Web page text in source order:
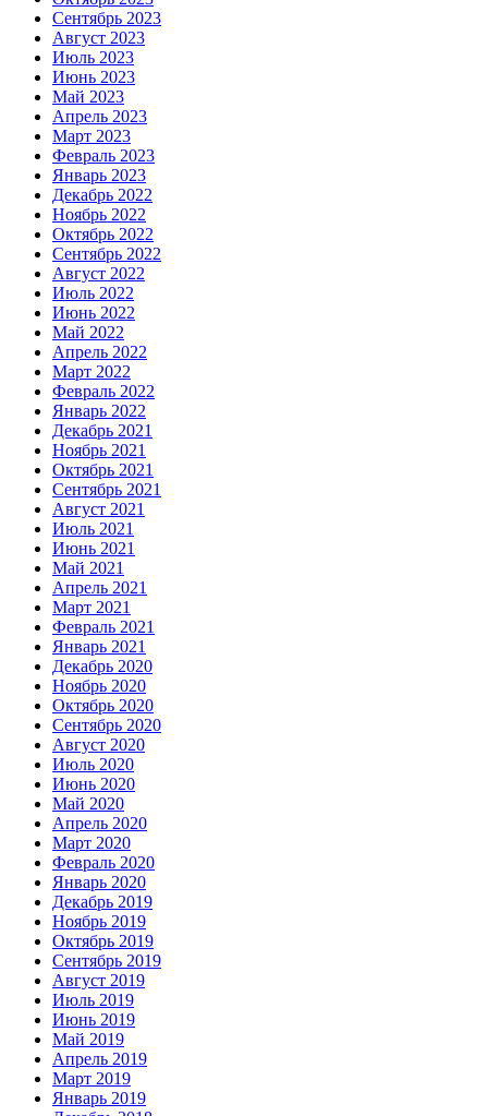
Сентябрь 2023
Август 2023
Июль 2023
Июнь 2023
Май 2023
Апрель 2023
Март 2023
Февраль 2023
Январь 2023
Декабрь 2022
Ноябрь 2022
Октябрь 2022
Сентябрь 2022
Август 2022
Июль 2022
Июнь 2022
Май 2022
Апрель 2022
Март 2022
Февраль 2022
Январь 2022
Декабрь 2021
Ноябрь 2021
Октябрь 2021
Сентябрь 2021
Август 2021
Июль 2021
Июнь 2021
Май 2021
Апрель 2021
Март 2021
Февраль 2021
Январь 2021
Декабрь 2020
Ноябрь 2020
Октябрь 2020
Сентябрь 2020
Август 2020
Июль 2020
Июнь 2020
Май 2020
Апрель 2020
Март 2020
Февраль 2020
Январь 2020
Декабрь 2019
Ноябрь 2019
Октябрь 2019
Сентябрь 2019
Август 2019
Июль 2019
Июнь 2019
Май 2019
Апрель 2019
Март 2019
Январь 2019